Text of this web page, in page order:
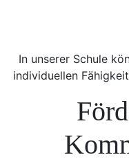
In unserer Schule
individuellen